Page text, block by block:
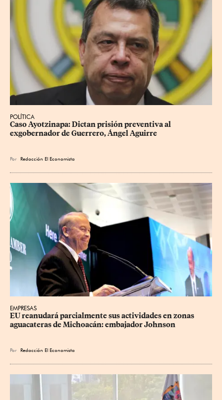
POLÍTICA
Caso Ayotzinapa: Dictan prisión preventiva al
exgobernador de Guerrero, Ángel Aguirre
Por Redacción El Economista
EMPRESAS
EU reanudará parcialmente sus actividades en zonas
aguacateras de Michoacán: embajador Johnson
Por Redacción El Economista